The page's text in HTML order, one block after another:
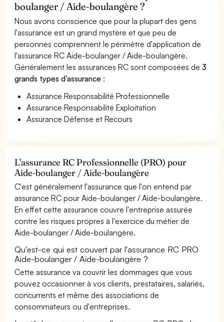
boulanger / Aide-boulangère ?
Nous avons conscience que pour la plupart des gens
l'assurance est un grand mystère et que peu de
personnes comprennent le périmètre d'application de
l'assurance RC Aide-boulanger / Aide-boulangère.
Généralement les assurances RC sont composées de3
grands types d'assurance :
Assurance Responsabilité Professionnelle
Assurance Responsabilité Exploitation
Assurance Défense et Recours
L'assurance RC Professionnelle (PRO) pour
Aide-boulanger / Aide-boulangère
C'est généralement l'assurance que l'on entend par
assurance RC pour Aide-boulanger / Aide-boulangère.
En effet cette assurance couvre l'entreprise assurée
contre les risques propres à l'exercice du métier de
Aide-boulanger / Aide-boulangère.
Qu'est-ce qui est couvert par l'assurance RC PRO
Aide-boulanger / Aide-boulangère ?
Cette assurance va couvrir les dommages que vous
pouvez occasionner à vos clients, prestataires, salariés,
concurrents et même des associations de
consommateurs ou d'entreprises.